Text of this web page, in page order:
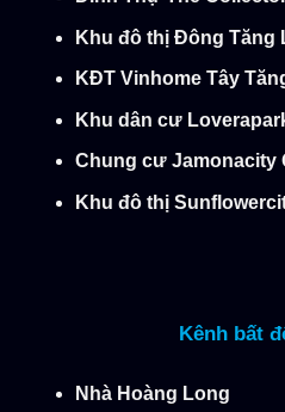
Khu đô thị Đông Tăng
KĐT Vinhome Tây
Khu dân cư
Chung cư Jamonacity
Khu đô thị
Kênh bất
Nhà Hoàng Long